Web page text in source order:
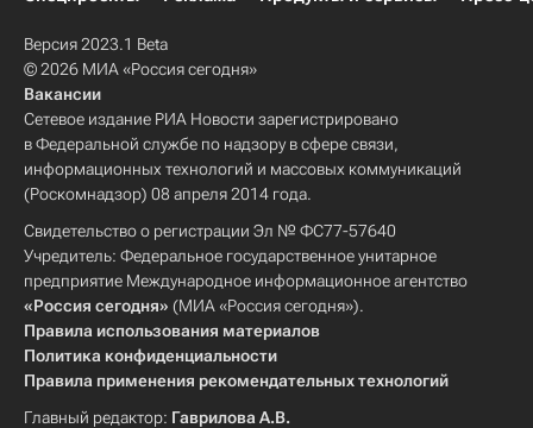
Версия 2023.1 Beta
© 2026 МИА «Россия сегодня»
Вакансии
Сетевое издание РИА Новости зарегистрировано
в Федеральной службе по надзору в сфере связи,
информационных технологий и массовых коммуникаций
(Роскомнадзор) 08 апреля 2014 года.
Свидетельство о регистрации Эл № ФС77-57640
Учредитель: Федеральное государственное унитарное
предприятие Международное информационное агентство
«Россия сегодня» (МИА «Россия сегодня»).
Правила использования материалов
Политика конфиденциальности
Правила применения рекомендательных технологий
Главный редактор: Гаврилова А.В.